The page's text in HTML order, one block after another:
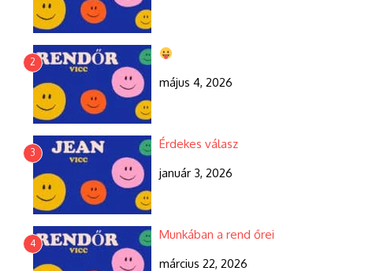
2
május 4, 2026
3
Érdekes válasz
január 3, 2026
4
Munkában a rend őrei
március 22, 2026